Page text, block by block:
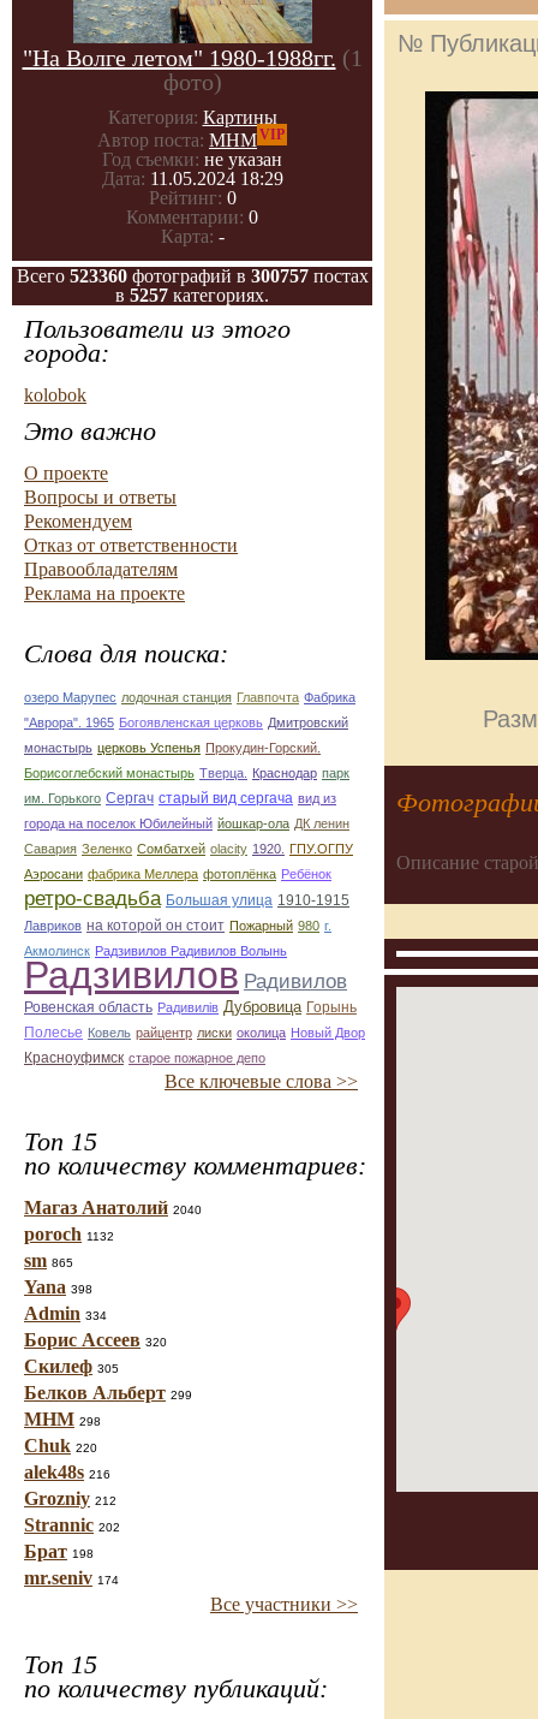
"На Волге летом" 1980-1988гг. (1
фото)
Категория: Картины
Автор поста: МНМVIP
Год съемки: не указан
Дата: 11.05.2024 18:29
Рейтинг: 0
Комментарии: 0
Карта: -
Всего 523360фотографий в 300757постах
в 5257 категориях.
Пользователи из этого
города:
kolobok
Это важно
О проекте
Вопросы и ответы
Рекомендуем
Отказ от ответственности
Правообладателям
Реклама на проекте
Слова для поиска:
озеро Марупес лодочная станция Главпочта Фабрика
"Аврора". 1965 Богоявленская церковь Дмитровский
монастырь церковь Успенья Прокудин-Горский.
Борисоглебский монастырь Тверца. Краснодар парк
им. Горького Сергач старый вид сергача вид из
города на поселок Юбилейный йошкар-ола ДК ленин
Савария Зеленко Сомбатхей olacity 1920. ГПУ.ОГПУ
Аэросани фабрика Меллера фотоплёнка Ребёнок
ретро-свадьба Большая улица 1910-1915
Лавриков на которой он стоит Пожарный 980 г.
Акмолинск Радзивилов Радивилов Волынь
Радзивилов Радивилов
Ровенская область Радивилiв Дубровица Горынь
Полесье Ковель райцентр лиски околица Новый Двор
Красноуфимск старое пожарное депо
Все ключевые слова >>
Топ 15
по количеству комментариев:
Магаз Анатолий 2040
poroch 1132
sm 865
Yana 398
Admin 334
Борис Ассеев 320
Скилеф 305
Белков Альберт 299
МНМ 298
Chuk 220
alek48s 216
Grozniy 212
Strannic 202
Брат 198
mr.seniv 174
Все участники >>
Топ 15
по количеству публикаций:
№
Описание